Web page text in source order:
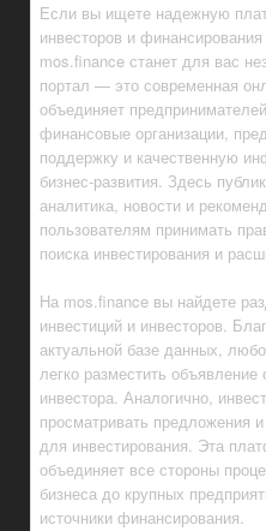
Если вы ищете надежную
инвесторов и
mos.finance станет для вас
портал — это современная
объединяет
финансовые организации,
поддержку и качественную
бизнес-развития. Здесь
аналитика, новости и
пользователям принимать
поиска инвестирования и
На mos.finance вы найдете
инвестиций и инвесторов.
актуальной базе данных,
легко разместить
инвестора. Аналогично,
просматривать предложения
для инвестирования. Эта
объединяет все стороны
бизнеса до крупных
источники финансирования.